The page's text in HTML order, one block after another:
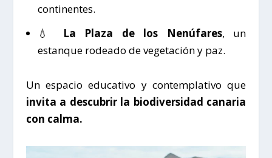
continentes.
💧
La Plaza de los Nenúfares, un
estanque rodeado de vegetación y paz.
Un espacio educativo y contemplativo que
invita a descubrir la biodiversidad canaria
con calma.